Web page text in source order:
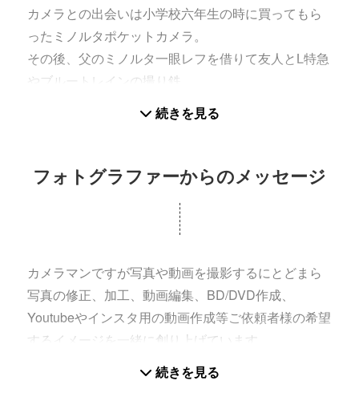
カメラとの出会いは小学校六年生の時に買ってもら
ったミノルタポケットカメラ。
その後、父のミノルタ一眼レフを借りて友人とL特急
やブルートレインの撮り鉄。
2000年、FUJI finepix 1700Z でデジタルデビュー。
使用したデジタルカメラはF401、F11、S6000fd、
現在、SONY α99，α57，LumixGX7mkⅡを中心に
写真好きでもありカメラ好きでもあります。
方、プロフィール写真やアー写、モデルさんの宣材
写真、ご家族の晴れの日イベント写真､お料理教室、
商品や製作物等のご依頼により撮影しています。
2016年より一眼カメラでの音楽ライブ、PV、講習動
続きを見る
フォトグラファーからのメッセージ
カメラマンですが写真や動画を撮影するにとどまら
写真の修正、加工、動画編集、BD/DVD作成、
Youtubeやインスタ用の動画作成等ご依頼者様の希望
するイメージを一緒に創り上げています。
またご家族の写真や動画撮影も行っています。人生
における「今」を撮影される際はお気軽に御連絡く
続きを見る